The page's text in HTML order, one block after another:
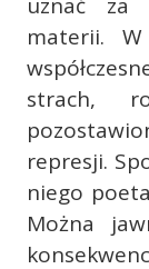
uznać za
materii.
strach,
represji.
niego
Można